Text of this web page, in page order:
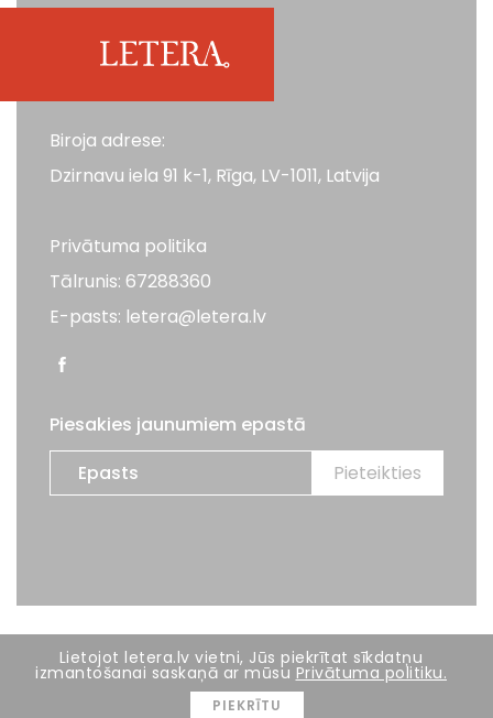
Biroja adrese:
Dzirnavu iela 91 k-1, Rīga, LV-1011, Latvija
Privātuma politika
Tālrunis: 67288360
E-pasts: letera@letera.lv
Piesakies jaunumiem epastā
Visas tiesības aizsargātas. LETERA 2026
Mājas lapas izstrāde: BRIGHT
Lietojot letera.lv vietni, Jūs piekrītat sīkdatņu
izmantošanai saskaņā ar mūsu Privātuma politiku.
PIEKRĪTU